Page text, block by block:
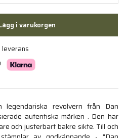
i varukorgen
leverans
revolvern från Dan
autentiska märken . Den har
och justerbart bakre sikte. Till och